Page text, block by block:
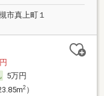
市真上町１
5万円
2）